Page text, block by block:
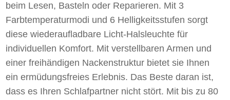
beim Lesen, Basteln oder Reparieren. Mit 3
Farbtemperaturmodi und 6 Helligkeitsstufen sorgt
diese wiederaufladbare Licht-Halsleuchte für
individuellen Komfort. Mit verstellbaren Armen und
einer freihändigen Nackenstruktur bietet sie Ihnen
ein ermüdungsfreies Erlebnis. Das Beste daran ist,
dass es Ihren Schlafpartner nicht stört. Mit bis zu 80